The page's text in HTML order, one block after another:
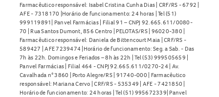
Farmacêutico responsável: Isabel Cristina Cunha Dias | CRF/RS - 6792 |
AFE - 7318170 |Horário de funcionamento: 24 horas | Tel (51)
999119891| Panvel Farmácias | Filial 91 – CNPJ 92.665.611/0080-
70 | Rua Santos Dumont, 856 Centro | PELOTAS/RS | 96020-380 |
Farmacêutico responsável: Daniela de Bittencourt Maia | CRF/RS -
589427 | AFE 7239474 |Horário de funcionamento: Seg. a Sab. - Das
7h às 22h. Domingos e Feriados – 8h às 22h | Tel (53) 999505659 |
Panvel Farmácias | Filial 464 - CNPJ 92.665.611/0270-24 | Av.
Cavalhada n° 3860 | Porto Alegre/RS | 91740-000 | Farmacêutico
responsável: Mariana Cervo | CRF/RS - 535349 | AFE - 7421850 |
Horário de funcionamento: 24 horas | Tel (51) 995672339| Panvel